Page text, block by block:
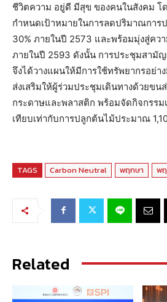
ชีวิตความ อยู่ดี มีสุข ของคนในสังคม โ
กำหนดเป้าหมายในการลดปริมาณการ
30% ภายในปี 2573 และพร้อมมุ่งสู่คว
ภายในปี 2593 ดังนั้น การประชุมสามั
จึงได้วางแผนให้มีการใช้ทรัพยากรอย่า
ส่งเสริมให้ผู้ร่วมประชุมเดินทางด้วยขน
กระดาษและพลาสติก พร้อมจัดกิจกรร
เทียบเท่ากับการปลูกต้นไม้ประมาณ
TAGS Carbon Neutral พฤกษา พ
Related